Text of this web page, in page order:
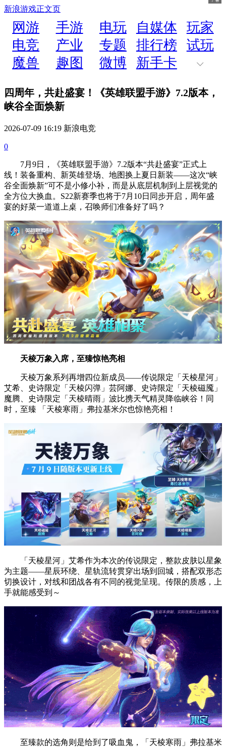
新浪游戏正文页
网游 手游 电玩 自媒体
玩家
电竞
产业 专题 排行榜
试玩
魔兽
趣图 微博 新手卡
四周年，共赴盛宴！《英雄联盟手游》7.2版本，
峡谷全面焕新
2026-07-09 16:19 新浪电竞
0
7月9日，《英雄联盟手游》7.2版本“共赴盛宴”正式上
线！装备重构、新英雄登场、地图换上夏日新装——这次“峡
谷全面焕新”可不是小修小补，而是从底层机制到上层视觉的
全方位大换血。S22新赛季也将于7月10日同步开启，周年盛
宴的好菜一道道上桌，召唤师们准备好了吗？
天棱万象入席，至臻惊艳亮相
天棱万象系列再增四位新成员——传说限定「天棱星河」
艾希、史诗限定「天棱闪弹」芸阿娜、史诗限定「天棱磁魇」
魔腾、史诗限定「天棱晴雨」波比携天气精灵降临峡谷！同
时，至臻 「天棱寒雨」弗拉基米尔也惊艳亮相！
「天棱星河」艾希作为本次的传说限定，整款皮肤以星象
为主题——星辰环绕、星轨流转贯穿出场到回城，搭配双形态
切换设计，对线和团战各有不同的视觉呈现。传限的质感，上
手就能感受到～
至臻款的选角则是给到了吸血鬼，「天棱寒雨」弗拉基米